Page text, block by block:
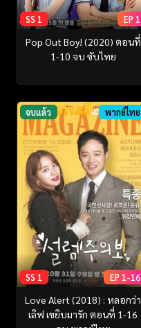
SS 1 EP 1
Pop Out Boy! (2020) ตอนที่
1-10 จบ ซับไทย
จบแล้ว พากย์ไทย
SS 1 EP 1-16
Love Alert (2018) : หลอกว่า
เลิฟ เขยิบมารัก ตอนที่ 1-16